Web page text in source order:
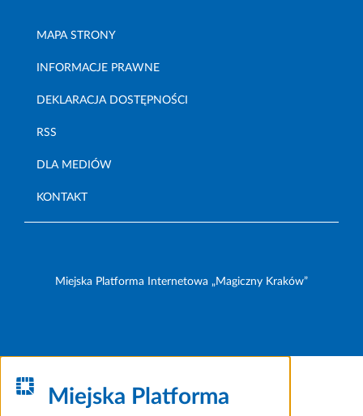
MAPA STRONY
INFORMACJE PRAWNE
DEKLARACJA DOSTĘPNOŚCI
RSS
DLA MEDIÓW
KONTAKT
Miejska Platforma Internetowa „Magiczny Kraków”
Miejska Platforma